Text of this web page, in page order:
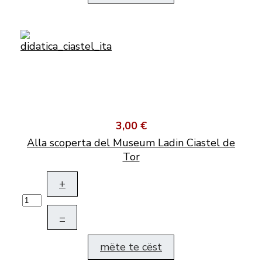
3,00 €
Alla scoperta del Museum Ladin Ciastel de
Tor
+
–
mëte te cëst